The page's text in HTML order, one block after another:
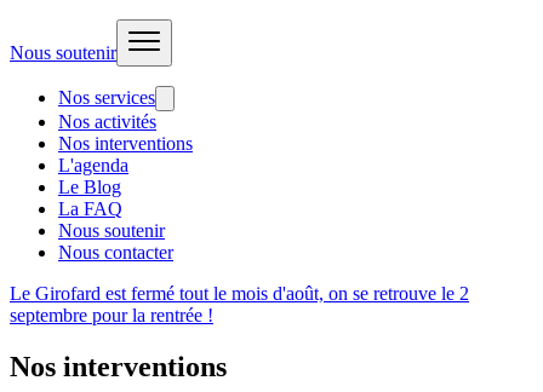
Nous soutenir
Nos services
Nos activités
Nos interventions
L'agenda
Le Blog
La FAQ
Nous soutenir
Nous contacter
Le Girofard est fermé tout le mois d'août, on se retrouve le 2
septembre pour la rentrée !
Nos interventions